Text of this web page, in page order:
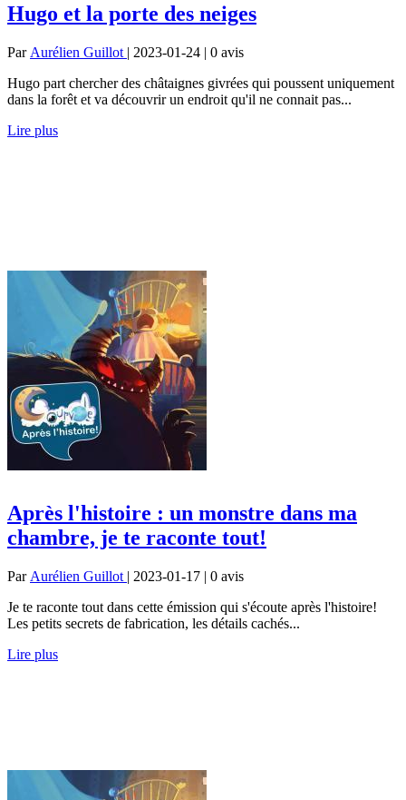
Hugo et la porte des neiges
Par Aurélien Guillot | 2023-01-24 | 0 avis
Hugo part chercher des châtaignes givrées qui poussent uniquement
dans la forêt et va découvrir un endroit qu'il ne connait pas...
Lire plus
Après l'histoire : un monstre dans ma
chambre, je te raconte tout!
Par Aurélien Guillot | 2023-01-17 | 0 avis
Je te raconte tout dans cette émission qui s'écoute après l'histoire!
Les petits secrets de fabrication, les détails cachés...
Lire plus